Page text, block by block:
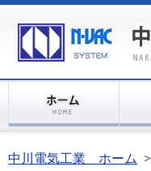
中川電気工業 ホーム >